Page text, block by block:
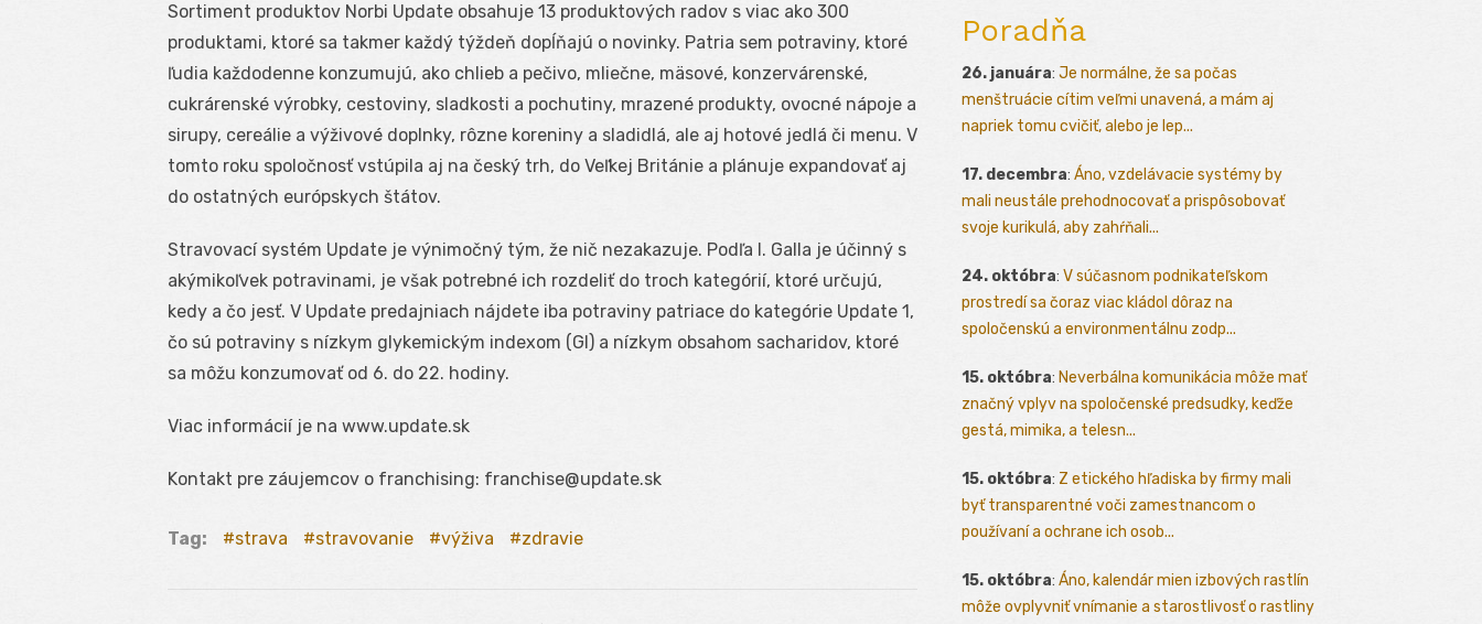
Sortiment produktov Norbi Update obsahuje 13 produktových radov s viac ako 300
produktami, ktoré sa takmer každý týždeň dopĺňajú o novinky. Patria sem potraviny, ktoré
ľudia každodenne konzumujú, ako chlieb a pečivo, mliečne, mäsové, konzervárenské,
cukrárenské výrobky, cestoviny, sladkosti a pochutiny, mrazené produkty, ovocné nápoje a
sirupy, cereálie a výživové doplnky, rôzne koreniny a sladidlá, ale aj hotové jedlá či menu. V
tomto roku spoločnosť vstúpila aj na český trh, do Veľkej Británie a plánuje expandovať aj
do ostatných európskych štátov.
Stravovací systém Update je výnimočný tým, že nič nezakazuje. Podľa I. Galla je účinný s
akýmikoľvek potravinami, je však potrebné ich rozdeliť do troch kategórií, ktoré určujú,
kedy a čo jesť. V Update predajniach nájdete iba potraviny patriace do kategórie Update 1,
čo sú potraviny s nízkym glykemickým indexom (GI) a nízkym obsahom sacharidov, ktoré
sa môžu konzumovať od 6. do 22. hodiny.
Viac informácií je na www.update.sk
Kontakt pre záujemcov o franchising: franchise@update.sk
Tag: strava stravovanie výživa zdravie
Poradňa
26. januára: Je normálne, že sa počas
menštruácie cítim veľmi unavená, a mám aj
napriek tomu cvičiť, alebo je lep...
17. decembra: Áno, vzdelávacie systémy by
mali neustále prehodnocovať a prispôsobovať
svoje kurikulá, aby zahŕňali...
24. októbra: V súčasnom podnikateľskom
prostredí sa čoraz viac kládol dôraz na
spoločenskú a environmentálnu zodp...
15. októbra: Neverbálna komunikácia môže mať
značný vplyv na spoločenské predsudky, keďže
gestá, mimika, a telesn...
15. októbra: Z etického hľadiska by firmy mali
byť transparentné voči zamestnancom o
používaní a ochrane ich osob...
15. októbra: Áno, kalendár mien izbových rastlín
môže ovplyvniť vnímanie a starostlivosť o rastliny